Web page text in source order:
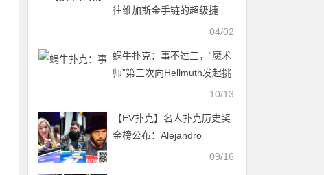
往维加斯金手链的超级捷
径，WSOP春巡赛助力你的
04/02
蜗牛扑克：事不过三，“魔术
师”第三次向Hellmuth发起挑
10/13
【EV扑克】名人扑克历史奖
金榜公布：Alejandro
Lococo以1500万美元领跑！
09/16